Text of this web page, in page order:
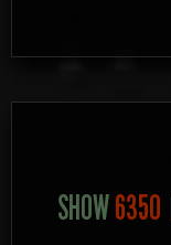
SHOW6350